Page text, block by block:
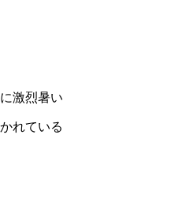
激烈暑い
れている